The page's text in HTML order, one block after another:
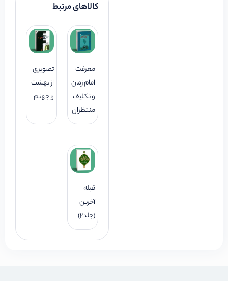
کالاهای مرتبط
معرفت
امام زمان
و تکلیف
منتظران
تصویری
از بهشت
و جهنم
قبله
آخرین
(جلد2)